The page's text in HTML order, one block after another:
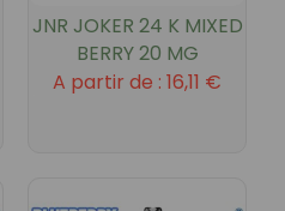
JNR JOKER 24 K MIXED
BERRY 20 MG
A partir de : 16,11 €